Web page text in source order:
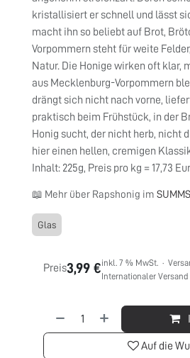
kristallisiert er schnell und lässt
macht ihn so beliebt auf Brot,
Vorpommern steht für weite
Natur. Die Honige wirken oft klar,
aus Mecklenburg-Vorpommern
drängt sich nicht nach vorne,
praktisch beim Frühstück, in der
Honig sucht, der nicht herb, nicht
hier einen hellen, cremigen
Inhalt: 225g, Preis pro kg = 17,73
📖 Mehr über Rapshonig im
Glas
Auf die
Preis3,99 €inkl. 7 % MwSt. ·
Internationaler